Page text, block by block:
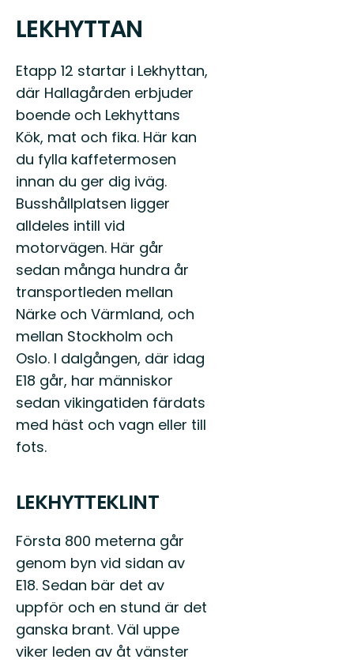
LEKHYTTAN
Etapp 12 startar i Lekhyttan,
där Hallagården erbjuder
boende och Lekhyttans
Kök, mat och fika. Här kan
du fylla kaffetermosen
innan du ger dig iväg.
Busshållplatsen ligger
alldeles intill vid
motorvägen. Här går
sedan många hundra år
transportleden mellan
Närke och Värmland, och
mellan Stockholm och
Oslo. I dalgången, där idag
E18 går, har människor
sedan vikingatiden färdats
med häst och vagn eller till
fots.
LEKHYTTEKLINT
Första 800 meterna går
genom byn vid sidan av
E18. Sedan bär det av
uppför och en stund är det
ganska brant. Väl uppe
viker leden av åt vänster